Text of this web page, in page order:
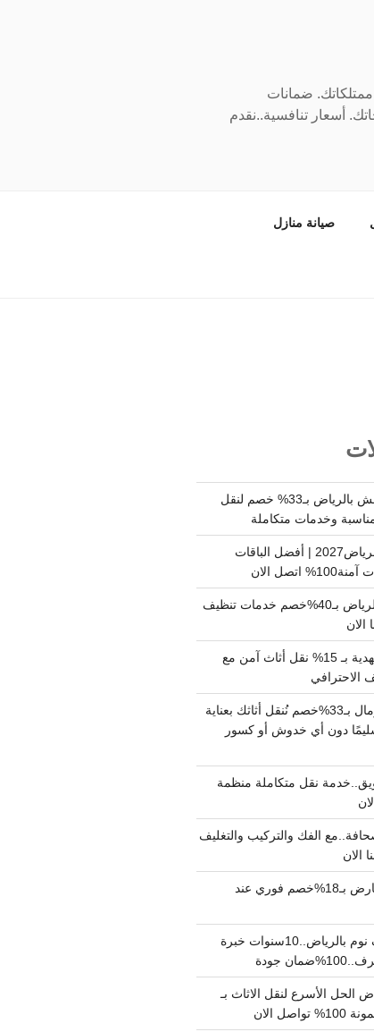
ضمانات
أسعار تنافسية..نقدم
صيانة منازل
شركة نقل وتخزين عفش بالرياض بـ33% خصم لنقل
وخدمات متكاملة
أسعار تخزين عفش بالرياض2027 | أفضل الباقات
الان
شركة تنظيف سجاد بالرياض بـ40%خصم خدمات تنظيف
الان
دينا نقل عفش حي المهدية بـ 15% نقل أثاث آمن مع
الاحترافي
دينا نقل عفش حي الرمال بـ33%خصم نُنقل أثاثك بعناية
دون أي خدوش أو كسور
نقل متكاملة منظمة
الفك والتركيب والتغليف
دينا نقل عفش حي العارض بـ18%خصم فوري عند
نجار فك وتركيب غرف نوم بالرياض..10سنوات خبرة
جودة
الحل الأسرع لنقل الاثاث بـ